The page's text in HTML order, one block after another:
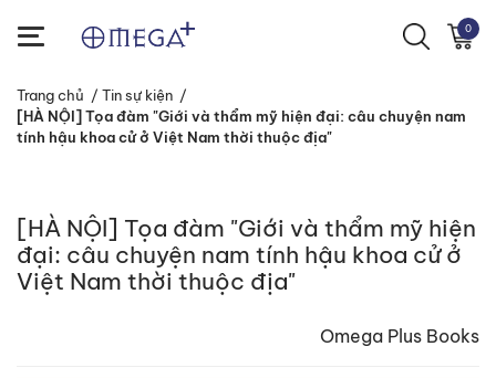
0
Trang chủ / Tin sự kiện /
[HÀ NỘI] Tọa đàm "Giới và thẩm mỹ hiện đại: câu chuyện nam
tính hậu khoa cử ở Việt Nam thời thuộc địa"
[HÀ NỘI] Tọa đàm "Giới và thẩm mỹ hiện
đại: câu chuyện nam tính hậu khoa cử ở
Việt Nam thời thuộc địa"
Omega Plus Books